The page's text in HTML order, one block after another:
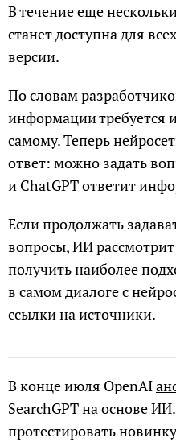
В течение еще
станет доступна для
версии.
По словам
информации требуется
самому. Теперь
ответ: можно задать
и ChatGPT ответит
Если продолжать
вопросы, ИИ рассмотрит
получить наиболее
в самом диалоге с
ссылки на источники.
В конце июля OpenAI
SearchGPT на основе
протестировать